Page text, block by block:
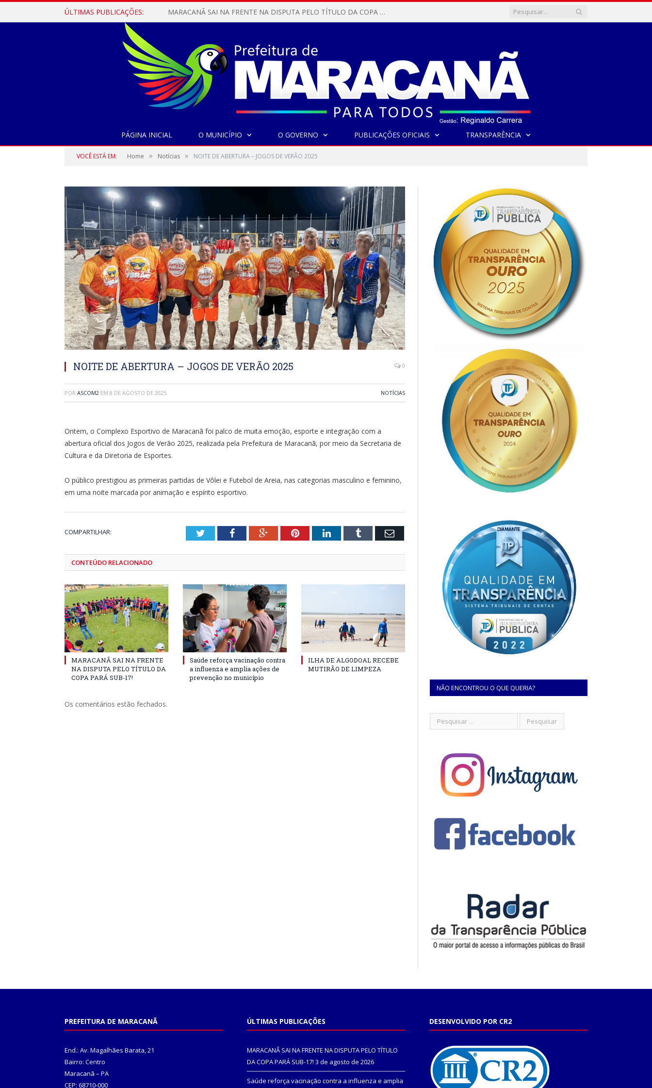
ÚLTIMAS PUBLICAÇÕES: MARACANÃ SAI NA FRENTE NA DISPUTA PELO TÍTULO DA COPA PARÁ SUB-17!
PÁGINA INICIAL O MUNICÍPIO O GOVERNO PUBLICAÇÕES OFICIAIS TRANSPARÊNCIA
VOCÊ ESTÁ EM: Home » Notícias » NOITE DE ABERTURA – JOGOS DE VERÃO 2025
NOITE DE ABERTURA – JOGOS DE VERÃO 2025 0
POR ASCOM2 EM 8 DE AGOSTO DE 2025 NOTÍCIAS
Ontem, o Complexo Esportivo de Maracanã foi palco de muita emoção, esporte e integração com a
abertura oficial dos Jogos de Verão 2025, realizada pela Prefeitura de Maracanã, por meio da Secretaria de
Cultura e da Diretoria de Esportes.
O público prestigiou as primeiras partidas de Vôlei e Futebol de Areia, nas categorias masculino e feminino,
em uma noite marcada por animação e espírito esportivo.
COMPARTILHAR: TwitterFacebookGoogle+PinterestLinkedInTumblr Email
CONTEÚDO RELACIONADO
MARACANÃ SAI NA FRENTE
NA DISPUTA PELO TÍTULO DA
COPA PARÁ SUB-17!
Saúde reforça vacinação contra
a influenza e amplia ações de
prevenção no município
ILHA DE ALGODOAL RECEBE
MUTIRÃO DE LIMPEZA
Os comentários estão fechados.
NÃO ENCONTROU O QUE QUERIA?
PREFEITURA DE MARACANÃ
End.: Av. Magalhães Barata, 21
Bairro: Centro
Maracanã – PA
CEP: 68710-000
ÚLTIMAS PUBLICAÇÕES
MARACANÃ SAI NA FRENTE NA DISPUTA PELO TÍTULO
DA COPA PARÁ SUB-17! 3 de agosto de 2026
Saúde reforça vacinação contra a influenza e amplia
DESENVOLVIDO POR CR2